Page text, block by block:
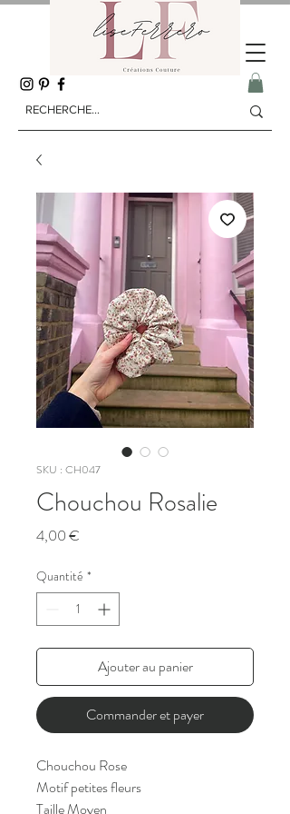
SKU : CH047
Chouchou Rosalie
4,00 €
Quantité *
Ajouter au panier
Commander et payer
Chouchou Rose
Motif petites fleurs
Taille Moyen